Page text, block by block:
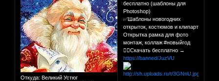
Откуда: Великий Устюг
бесплатно (шаблоны для
Photoshop)
✅Шаблоны новогодних
открыток, костюмов и клипарт
Открытка рамка для фото
монтаж, коллаж #новыйгод
👉🏻Скачать бесплатно →
https://banned/JuzVU